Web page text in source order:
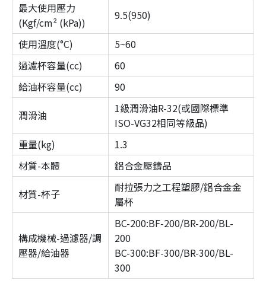
最大使用壓力
(Kgf/cm² (kPa))
9.5(950)
使用溫度(°C)
5~60
過濾杯容量(cc)
60
給油杯容量(cc)
90
潤滑油
1級潤滑油R-32(或國際標準
ISO-VG32相同等級品)
重量(kg)
1.3
材質-本體
鋁合金壓鑄品
材質-杯子
耐拉張力之工程塑膠/鋁合金金
屬杯
構成機械-過濾器/調
壓器/給油器
BC-200:BF-200/BR-200/BL-
200
BC-300:BF-300/BR-300/BL-
300